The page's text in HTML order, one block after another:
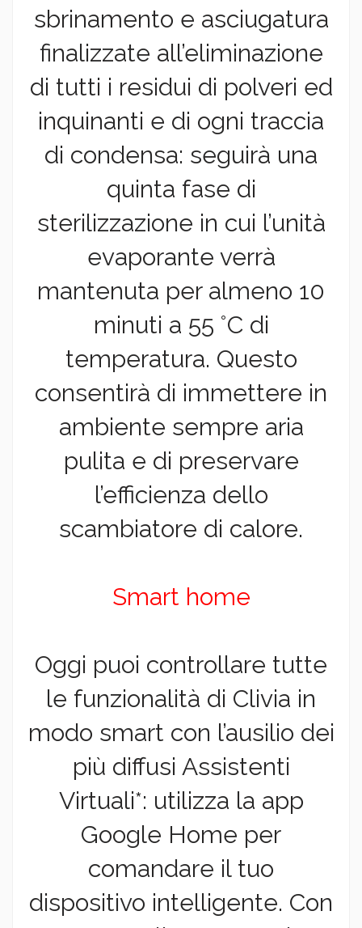
sbrinamento e asciugatura
finalizzate all’eliminazione
di tutti i residui di polveri ed
inquinanti e di ogni traccia
di condensa: seguirà una
quinta fase di
sterilizzazione in cui l’unità
evaporante verrà
mantenuta per almeno 10
minuti a 55 °C di
temperatura. Questo
consentirà di immettere in
ambiente sempre aria
pulita e di preservare
l’efficienza dello
scambiatore di calore.
Smart home
Oggi puoi controllare tutte
le funzionalità di Clivia in
modo smart con l’ausilio dei
più diffusi Assistenti
Virtuali*: utilizza la app
Google Home per
comandare il tuo
dispositivo intelligente. Con